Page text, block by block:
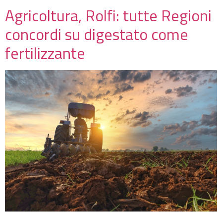
Agricoltura, Rolfi: tutte Regioni
concordi su digestato come
fertilizzante